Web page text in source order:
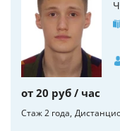
от 20 руб / час
Стаж 2 года